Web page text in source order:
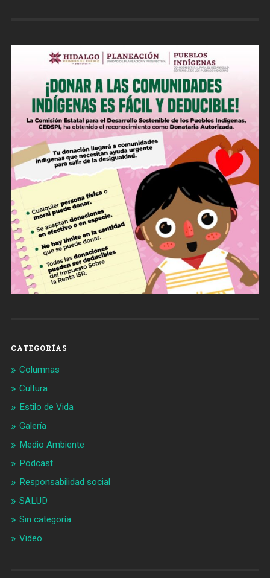
CATEGORÍAS
Columnas
Cultura
Estilo de Vida
Galería
Medio Ambiente
Podcast
Responsabilidad social
SALUD
Sin categoría
Video